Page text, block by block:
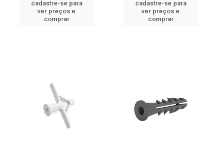
cadastre-se para
ver preços e
comprar
cadastre-se para
ver preços e
comprar